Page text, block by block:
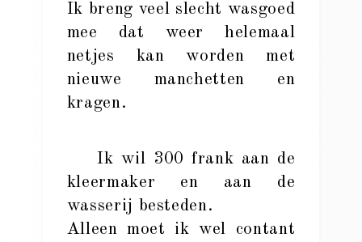
Ik breng veel slecht wasgoed
mee dat weer helemaal
netjes kan worden met
nieuwe manchetten en
kragen.
Ik wil 300 frank aan de
kleermaker en aan de
wasserij besteden.
Alleen moet ik wel contant